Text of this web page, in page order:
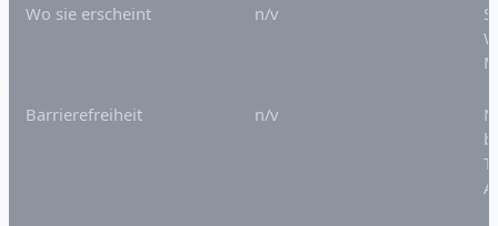
Wo sie erscheint n/v
Barrierefreiheit n/v